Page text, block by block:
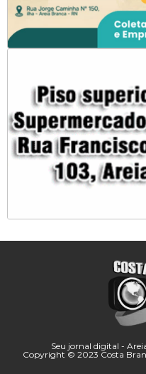
Seu jornal digital -
Copyright © 2023 Costa